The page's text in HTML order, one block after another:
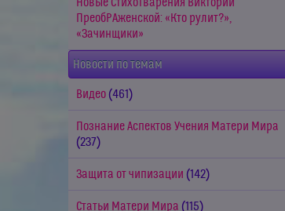
ПреобРАженской: «Кто рулит?»,
«Зачинщики»
Новости по темам
Видео (461)
Познание Аспектов Учения Матери Мира
(237)
Защита от чипизации (142)
Статьи Матери Мира (115)